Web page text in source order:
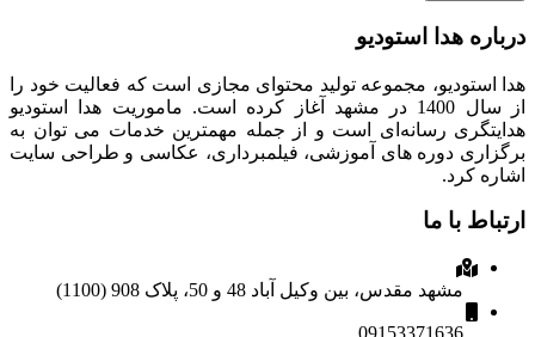
درباره هدا استودیو
هدا استودیو، مجموعه تولید محتوای مجازی است که فعالیت خود را
از سال 1400 در مشهد آغاز کرده است. ماموریت هدا استودیو
هدایتگری رسانه‌ای است و از جمله مهمترین خدمات می توان به
برگزاری دوره های آموزشی، فیلمبرداری، عکاسی و طراحی سایت
اشاره کرد.
ارتباط با ما
مشهد مقدس، بین وکیل آباد 48 و 50، پلاک 908 (1100)